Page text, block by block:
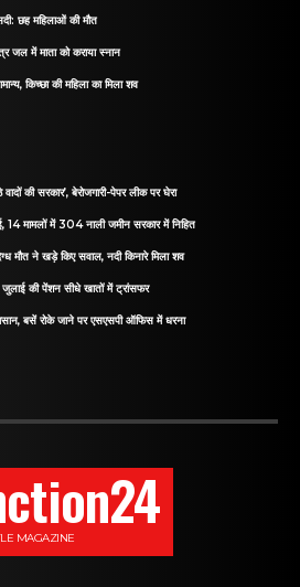
छह महिलाओं की मौत
जल में माता को कराया स्नान
किच्छा की महिला का मिला शव
की सरकार’, बेरोजगारी-पेपर लीक पर घेरा
14 मामलों में 304 नाली जमीन सरकार में निहित
मौत ने खड़े किए सवाल, नदी किनारे मिला शव
की पेंशन सीधे खातों में ट्रांसफर
बसें रोके जाने पर एसएसपी ऑफिस में धरना
MAGAZINE